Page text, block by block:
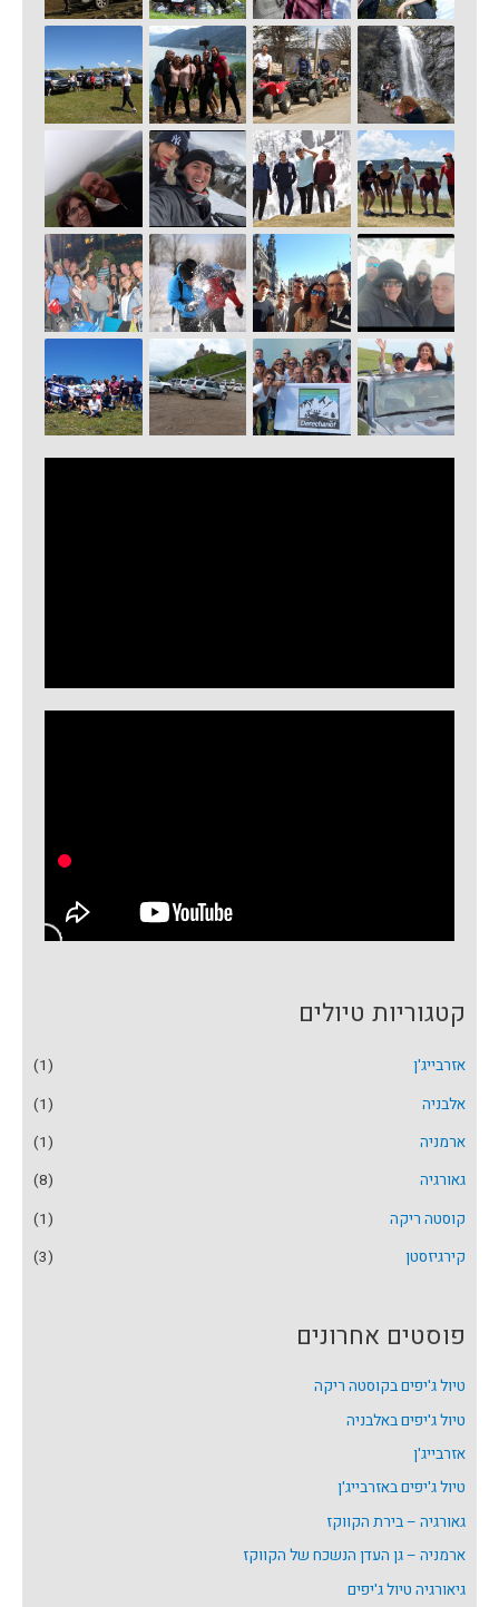
קטגוריות טיולים
אזרבייג'ן
(1)
אלבניה
(1)
ארמניה
(1)
גאורגיה
(8)
קוסטה ריקה
(1)
קירגיזסטן
(3)
פוסטים אחרונים
טיול ג'יפים בקוסטה ריקה
טיול ג'יפים באלבניה
אזרבייג'ן
טיול ג'יפים באזרבייג'ן
גאורגיה – בירת הקווקז
ארמניה – גן העדן הנשכח של הקווקז
גיאורגיה טיול ג'יפים